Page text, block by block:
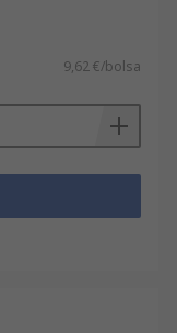
9,62 €/bolsa